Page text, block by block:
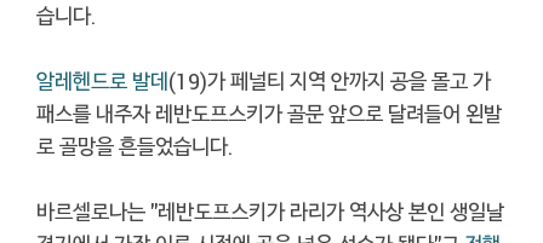
습니다.
알레헨드로 발데(19)가 페널티 지역 안까지 공을 몰고 가
패스를 내주자 레반도프스키가 골문 앞으로 달려들어 왼발
로 골망을 흔들었습니다.
바르셀로나는 "레반도프스키가 라리가 역사상 본인 생일날